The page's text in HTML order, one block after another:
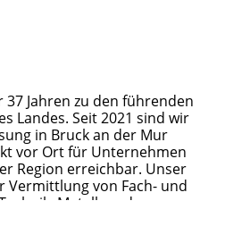
Jahren zu den führenden
Landes. Seit 2021 sind wir
in Bruck an der Mur
vor Ort für Unternehmen
Region erreichbar. Unser
Vermittlung von Fach- und
Metall- und